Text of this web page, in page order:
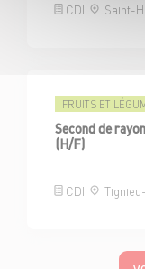
CDI Saint-
FRUITS ET
Second de
(H/F)
CDI